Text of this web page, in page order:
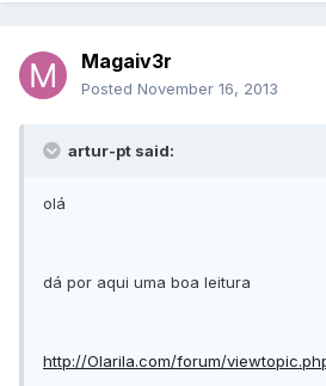
Magaiv3r
Posted November 16, 2013
artur-pt said:
olá
dá por aqui uma boa leitura
http://Olarila.com/forum/